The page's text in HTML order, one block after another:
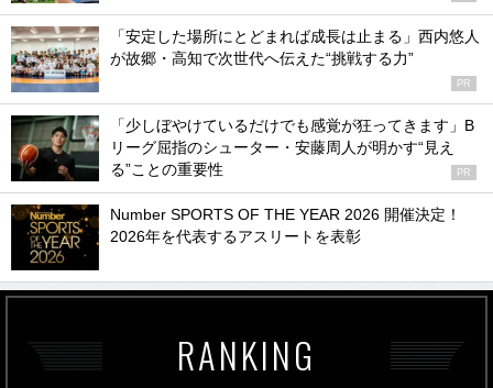
「安定した場所にとどまれば成長は止まる」西内悠人
が故郷・高知で次世代へ伝えた“挑戦する力”
PR
「少しぼやけているだけでも感覚が狂ってきます」B
リーグ屈指のシューター・安藤周人が明かす“見え
る”ことの重要性
PR
Number SPORTS OF THE YEAR 2026 開催決定！
2026年を代表するアスリートを表彰
RANKING